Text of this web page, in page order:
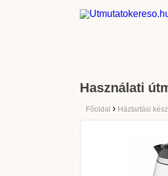
Használati
Főoldal › Háztartási